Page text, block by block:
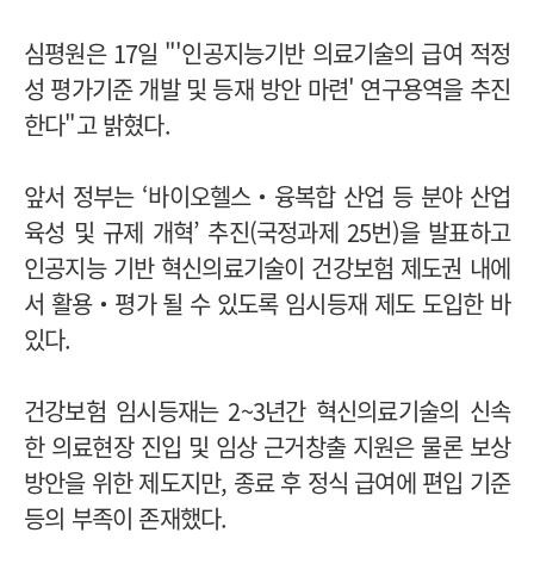
심평원은 17일 "'인공지능기반 의료기술의 급여 적정
성 평가기준 개발 및 등재 방안 마련' 연구용역을 추진
한다"고 밝혔다.
앞서 정부는 ‘바이오헬스‧융복합 산업 등 분야 산업
육성 및 규제 개혁’ 추진(국정과제 25번)을 발표하고
인공지능 기반 혁신의료기술이 건강보험 제도권 내에
서 활용‧평가 될 수 있도록 임시등재 제도 도입한 바
있다.
건강보험 임시등재는 2~3년간 혁신의료기술의 신속
한 의료현장 진입 및 임상 근거창출 지원은 물론 보상
방안을 위한 제도지만, 종료 후 정식 급여에 편입 기준
등의 부족이 존재했다.